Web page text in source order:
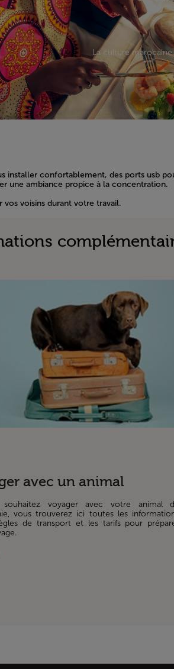
La culture
installer confortablement, des ports usb
une ambiance propice à la concentration.
vos voisins durant votre travail.
avec un animal
voyager avec votre animal
vous trouverez ici toutes les
de transport et les tarifs pour